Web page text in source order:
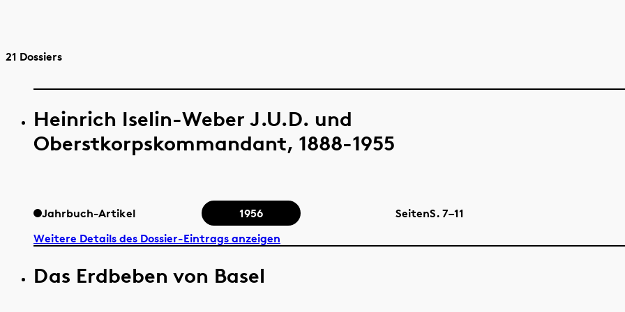
21 Dossiers
Heinrich Iselin-Weber J.U.D. und
Oberstkorpskommandant, 1888-1955
Jahrbuch-Artikel 1956 SeitenS.7–11
Weitere Details des Dossier-Eintrags anzeigen
Das Erdbeben von Basel